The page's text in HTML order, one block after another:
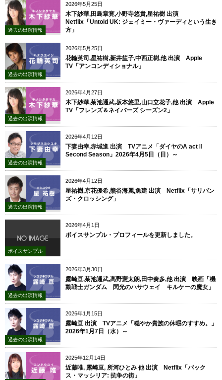
2026年5月25日
過去の出演情報
木下紗華,田島章寛,小野寺悠貴,星祐樹 出演
Netflix「Untold UK: ジェイミー・ヴァーディという生き
方」
2026年5月25日
過去の出演情報
花輪英司,星祐樹,新井笙子,中西正樹,他 出演 Apple
TV「アンコンディショナル」
2026年4月27日
過去の出演情報
木下紗華,菊池通武,坂本悠里,山口立花子,他 出演 Apple
TV「フレンズ＆ネイバーズ シーズン2」
2026年4月12日
過去の出演情報
下妻由幸,赤城進 出演 TVアニメ「ダイヤのA actⅡ
Second Season」2026年4月5日（日）～
2026年4月12日
過去の出演情報
星祐樹,京花優希,熊谷海麗,魚建 出演 Netflix「サリバン
ズ・クロッシング 」
2026年4月1日
ボイスサンプル
ボイスサンプル・プロフィールを更新しました。
2026年3月30日
過去の出演情報
露崎亘,菊池通武,高野憲太朗,田中奏多,他 出演 映画「機
動戦士ガンダム 閃光のハサウェイ キルケーの魔女」
2026年1月15日
過去の出演情報
露崎亘 出演 TVアニメ「穏やか貴族の休暇のすすめ。」
2026年1月7日（水）～
2025年12月14日
近藤唯, 露崎亘, 所河ひとみ 他 出演 Netflix「パック
ス・マッシリア: 抗争の街」